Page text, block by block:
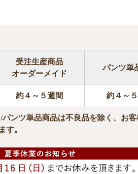
受注生産商品
オーダーメイド
パンツ単
約４～５週間 約４～
ンツ単品商品は不良品を除く、お
す。